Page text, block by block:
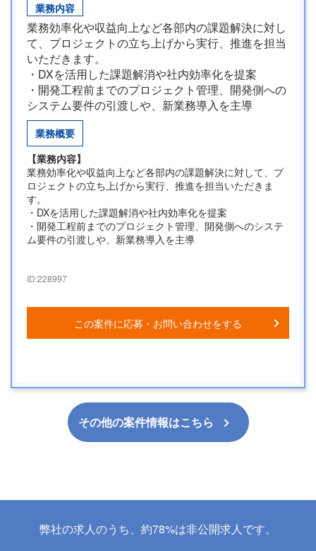
業務内容
業務効率化や収益向上など各部内の課題解決に対し
て、プロジェクトの立ち上げから実行、推進を担当
いただきます。
・DXを活用した課題解消や社内効率化を提案
・開発工程前までのプロジェクト管理、開発側への
システム要件の引渡しや、新業務導入を主導
業務概要
【業務内容】
業務効率化や収益向上など各部内の課題解決に対して、プ
ロジェクトの立ち上げから実行、推進を担当いただきま
す。
・DXを活用した課題解消や社内効率化を提案
・開発工程前までのプロジェクト管理、開発側へのシステ
ム要件の引渡しや、新業務導入を主導
ID:228997
この案件に応募・お問い合わせをする
その他の案件情報はこちら
弊社の求人のうち、約78%は非公開求人です。